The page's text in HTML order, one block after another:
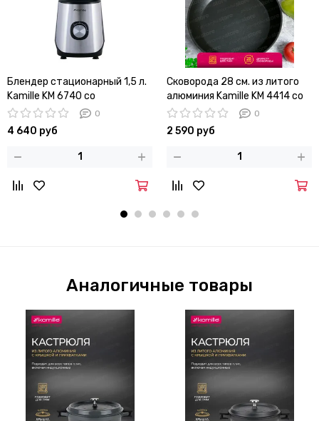
Блендер стационарный 1,5 л.
Kamille KM 6740 со
стеклянной чашей0
4 640 руб
Сковорода 28 см. из литого
алюминия Kamille KM 4414 со
сверхпрочным
антипригарным покрытием
0
2 590 руб
Аналогичные товары